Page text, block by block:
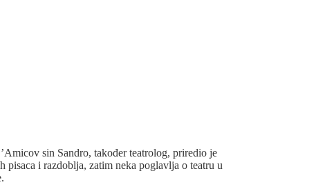
sin Sandro, također teatrolog, priredio je
i razdoblja, zatim neka poglavlja o teatru u